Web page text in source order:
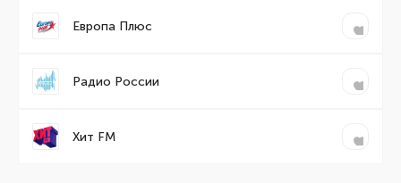
Европа Плюс
Радио России
Хит FM